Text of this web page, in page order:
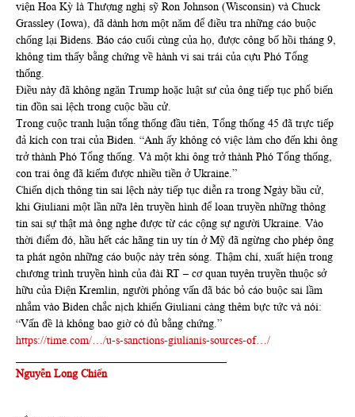
viện Hoa Kỳ là Thượng nghị sỹ Ron Johnson (Wisconsin) và Chuck
Grassley (Iowa), đã dành hơn một năm để điều tra những cáo buộc
chống lại Bidens. Báo cáo cuối cùng của họ, được công bố hồi tháng 9,
không tìm thấy bằng chứng về hành vi sai trái của cựu Phó Tổng
thống.
Điều này đã không ngăn Trump hoặc luật sư của ông tiếp tục phổ biến
tin đồn sai lệch trong cuộc bầu cử.
Trong cuộc tranh luận tổng thống đầu tiên, Tổng thống 45 đã trực tiếp
đả kích con trai của Biden. “Anh ấy không có việc làm cho đến khi ông
trở thành Phó Tổng thống. Và một khi ông trở thành Phó Tổng thống,
con trai ông đã kiếm được nhiều tiền ở Ukraine.”
Chiến dịch thông tin sai lệch này tiếp tục diễn ra trong Ngày bầu cử,
khi Giuliani một lần nữa lên truyền hình để loan truyền những thông
tin sai sự thật mà ông nghe được từ các cộng sự người Ukraine. Vào
thời điểm đó, hầu hết các hãng tin uy tín ở Mỹ đã ngừng cho phép ông
ta phát ngôn những cáo buộc này trên sóng. Thậm chí, xuất hiện trong
chương trình truyền hình của đài RT – cơ quan tuyên truyền thuộc sở
hữu của Điện Kremlin, người phỏng vấn đã bác bỏ cáo buộc sai lầm
nhắm vào Biden chắc nịch khiến Giuliani càng thêm bực tức và nói:
“Vấn đề là không bao giờ có đủ bằng chứng.”
https://time.com/…/u-s-sanctions-giulianis-sources-of…/
Nguyễn Long Chiến